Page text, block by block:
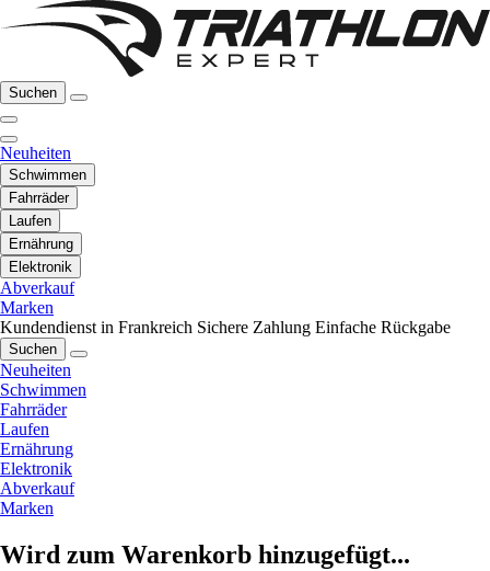
Suchen
Neuheiten
Schwimmen
Fahrräder
Laufen
Ernährung
Elektronik
Abverkauf
Marken
Kundendienst in Frankreich Sichere Zahlung Einfache Rückgabe
Suchen
Neuheiten
Schwimmen
Fahrräder
Laufen
Ernährung
Elektronik
Abverkauf
Marken
Wird zum Warenkorb hinzugefügt...